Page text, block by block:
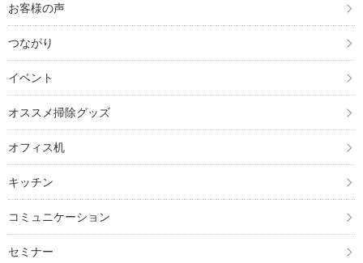
お客様の声
つながり
イベント
オススメ掃除グッズ
オフィス机
キッチン
コミュニケーション
セミナー